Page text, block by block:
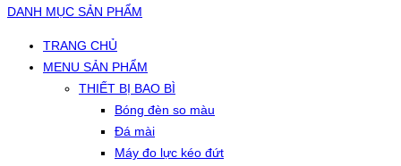
DANH MỤC SẢN PHẨM
TRANG CHỦ
MENU SẢN PHẨM
THIẾT BỊ BAO BÌ
Bóng đèn so màu
Đá mài
Máy đo lực kéo đứt